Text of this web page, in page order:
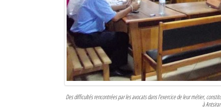
Des difficultés rencontrées par les avocats dans l’exercice de leur métier,
à